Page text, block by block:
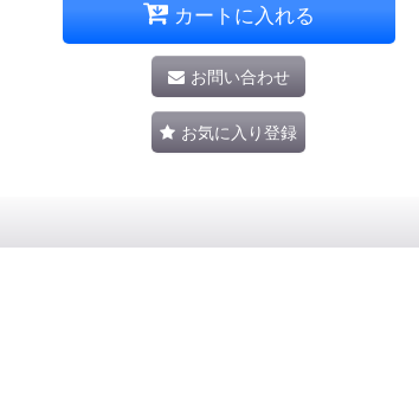
カートに入れる
お問い合わせ
お気に入り登録